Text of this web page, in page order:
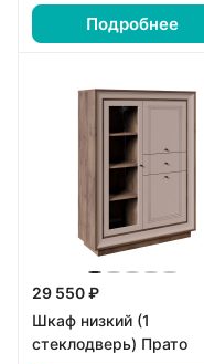
Подробнее
29 550 ₽
Шкаф низкий (1
стеклодверь) Прато